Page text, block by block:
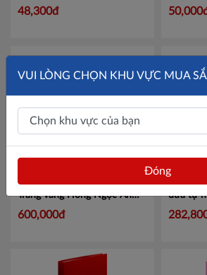
48,300đ
4253217
Trăng vàng Hồng Ngọc An
Nhiên 4 bánh x 160g
600,000đ
Kem
dừa tự
VUI LÒNG CHỌN KHU VỰC MUA
Đóng